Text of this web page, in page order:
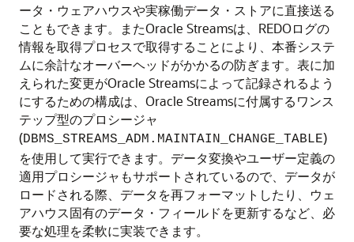
ータ・ウェアハウスや実稼働データ・ストアに直接送る
こともできます。またOracle Streamsは、REDOログの
情報を取得プロセスで取得することにより、本番システ
ムに余計なオーバーヘッドがかかるの防ぎます。表に加
えられた変更がOracle Streamsによって記録されるよう
にするための構成は、Oracle Streamsに付属するワンス
テップ型のプロシージャ
(DBMS_STREAMS_ADM.MAINTAIN_CHANGE_TABLE)
を使用して実行できます。データ変換やユーザー定義の
適用プロシージャもサポートされているので、データが
ロードされる際、データを再フォーマットしたり、ウェ
アハウス固有のデータ・フィールドを更新するなど、必
要な処理を柔軟に実装できます。